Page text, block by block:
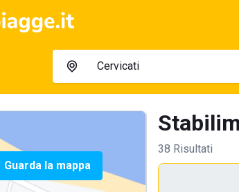
Guarda la mappa
38 Risultati